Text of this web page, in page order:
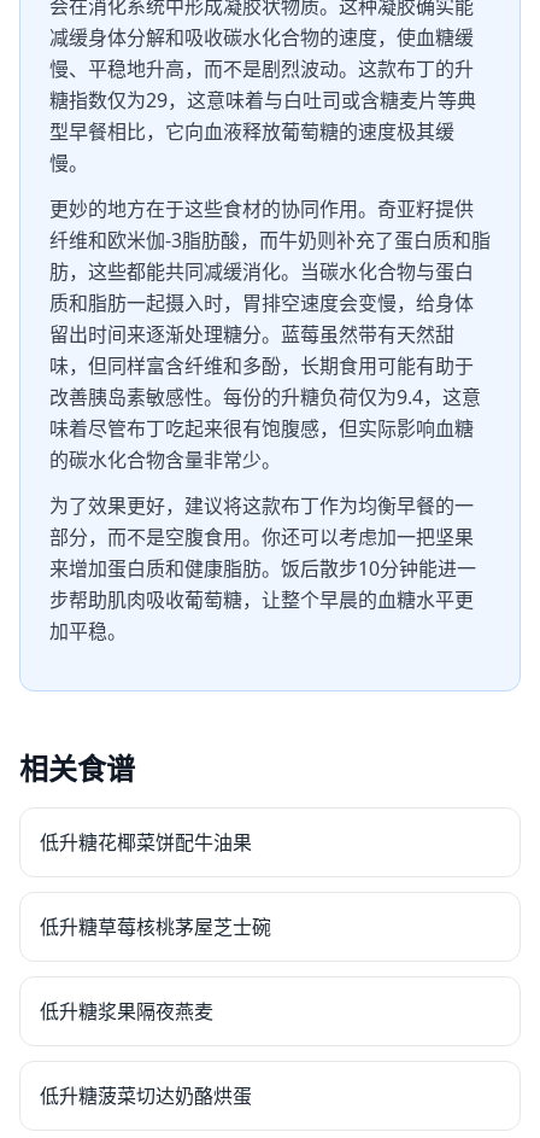
会在消化系统中形成凝胶状物质。这种凝胶确实能
减缓身体分解和吸收碳水化合物的速度，使血糖缓
慢、平稳地升高，而不是剧烈波动。这款布丁的升
糖指数仅为29，这意味着与白吐司或含糖麦片等典
型早餐相比，它向血液释放葡萄糖的速度极其缓
慢。
更妙的地方在于这些食材的协同作用。奇亚籽提供
纤维和欧米伽-3脂肪酸，而牛奶则补充了蛋白质和脂
肪，这些都能共同减缓消化。当碳水化合物与蛋白
质和脂肪一起摄入时，胃排空速度会变慢，给身体
留出时间来逐渐处理糖分。蓝莓虽然带有天然甜
味，但同样富含纤维和多酚，长期食用可能有助于
改善胰岛素敏感性。每份的升糖负荷仅为9.4，这意
味着尽管布丁吃起来很有饱腹感，但实际影响血糖
的碳水化合物含量非常少。
为了效果更好，建议将这款布丁作为均衡早餐的一
部分，而不是空腹食用。你还可以考虑加一把坚果
来增加蛋白质和健康脂肪。饭后散步10分钟能进一
步帮助肌肉吸收葡萄糖，让整个早晨的血糖水平更
加平稳。
相关食谱
低升糖花椰菜饼配牛油果
低升糖草莓核桃茅屋芝士碗
低升糖浆果隔夜燕麦
低升糖菠菜切达奶酪烘蛋